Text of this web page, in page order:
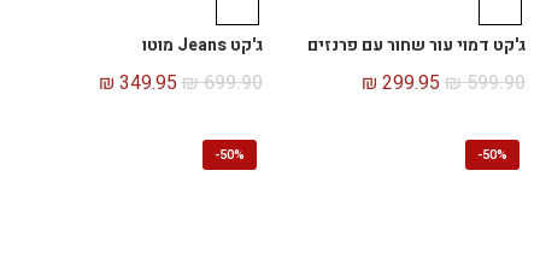
ג'קט דמוי עור שחור עם פרנזים
₪599.90
₪ 299.95
ג'קט Jeans מוטו
₪699.90
₪ 349.95
50%
-
50%
-